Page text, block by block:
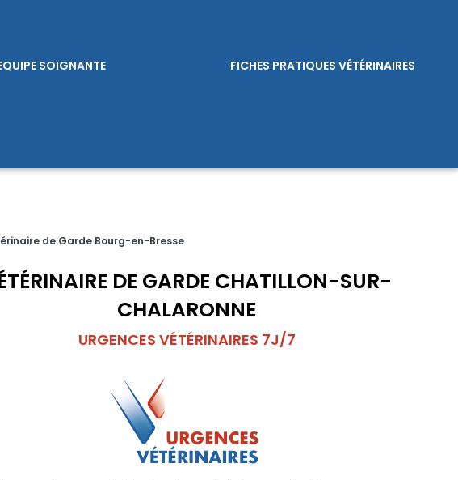
SOIGNANTE FICHES PRATIQUES VÉTÉRINAIRES
de Garde Bourg-en-Bresse
DE GARDE CHATILLON-SUR-
CHALARONNE
URGENCES VÉTÉRINAIRES 7J/7